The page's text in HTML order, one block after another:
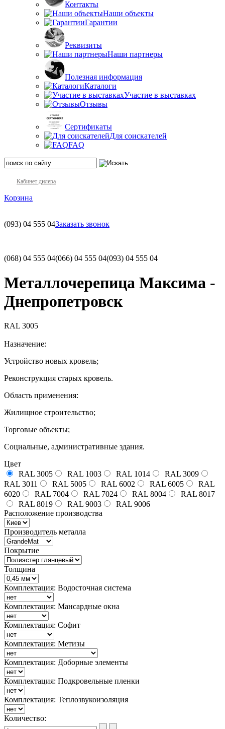
Контакты
Наши объекты
Гарантии
Реквизиты
Наши партнеры
Полезная информация
Каталоги
Участие в выставках
Отзывы
Сертификаты
Для соискателей
FAQ
Кабинет дилера
Корзина
(093) 04 555 04Заказать звонок
(068) 04 555 04(066) 04 555 04(093) 04 555 04
Металлочерепица Максима -
Днепропетровск
RAL 3005
Назначение:
Устройство новых кровель;
Реконструкция старых кровель.
Область применения:
Жилищное строительство;
Торговые объекты;
Социальные, административные здания.
Цвет
RAL 3005
RAL 1003 RAL 1014
RAL 3009
RAL 3011
RAL 5005 RAL 6002 RAL 6005
RAL
6020
RAL 7004 RAL 7024 RAL 8004
RAL 8017
RAL 8019
RAL 9003
RAL 9006
Расположение производства
Производитель металла
Покрытие
Толщина
Комплектация: Водосточная система
Комплектация: Мансардные окна
Комплектация: Софит
Комплектация: Метизы
Комплектация: Доборные элементы
Комплектация: Подкровельные пленки
Комплектация: Теплозвукоизоляция
Количество: